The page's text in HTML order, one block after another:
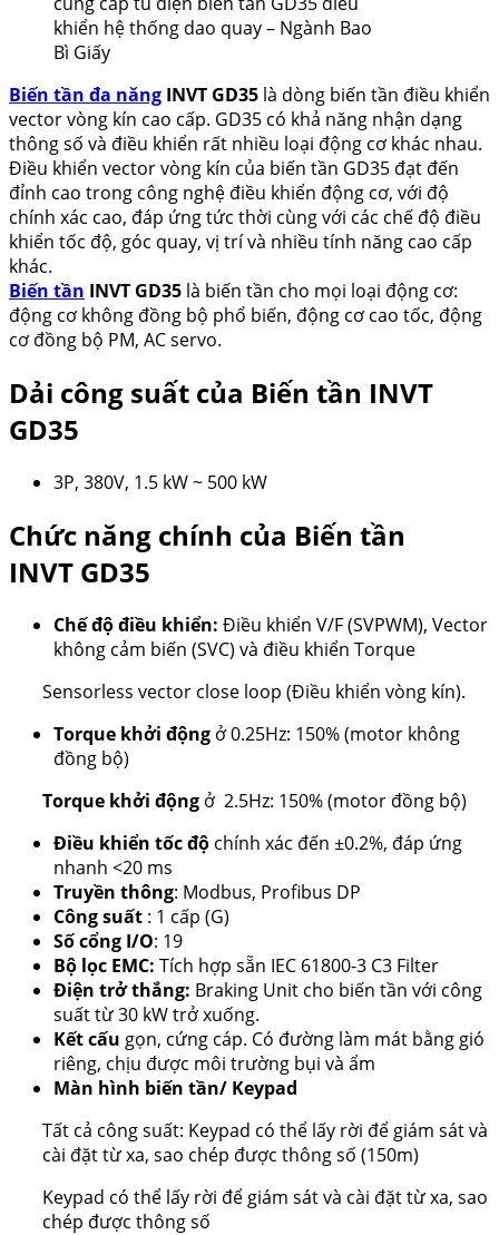
khiển hệ thống dao quay – Ngành Bao
Bì Giấy
Biến tần đa năng INVT GD35 là dòng biến tần điều khiển
vector vòng kín cao cấp. GD35 có khả năng nhận dạng
thông số và điều khiển rất nhiều loại động cơ khác nhau.
Điều khiển vector vòng kín của biến tần GD35 đạt đến
đỉnh cao trong công nghệ điều khiển động cơ, với độ
chính xác cao, đáp ứng tức thời cùng với các chế độ điều
khiển tốc độ, góc quay, vị trí và nhiều tính năng cao cấp
khác.
Biến tần INVT GD35 là biến tần cho mọi loại động cơ:
động cơ không đồng bộ phổ biến, động cơ cao tốc, động
cơ đồng bộ PM, AC servo.
Dải công suất của Biến tần INVT
GD35
3P, 380V, 1.5 kW ~ 500 kW
Chức năng chính của Biến tần
INVT GD35
Chế độ điều khiển: Điều khiển V/F (SVPWM), Vector
không cảm biến (SVC) và điều khiển Torque
Sensorless vector close loop (Điều khiển vòng kín).
Torque khởi động ở 0.25Hz: 150% (motor không
đồng bộ)
Torque khởi động ở 2.5Hz: 150% (motor đồng bộ)
Điều khiển tốc độ chính xác đến ±0.2%, đáp ứng
nhanh <20 ms
Truyền thông: Modbus, Profibus DP
Công suất : 1 cấp (G)
Số cổng I/O: 19
Bộ lọc EMC: Tích hợp sẵn IEC 61800-3 C3 Filter
Điện trở thắng: Braking Unit cho biến tần với công
suất từ 30 kW trở xuống.
Kết cấu gọn, cứng cáp. Có đường làm mát bằng gió
riêng, chịu được môi trường bụi và ẩm
Màn hình biến tần/ Keypad
Tất cả công suất: Keypad có thể lấy rời để giám sát và
cài đặt từ xa, sao chép được thông số (150m)
Keypad có thể lấy rời để giám sát và cài đặt từ xa, sao
chép được thông số